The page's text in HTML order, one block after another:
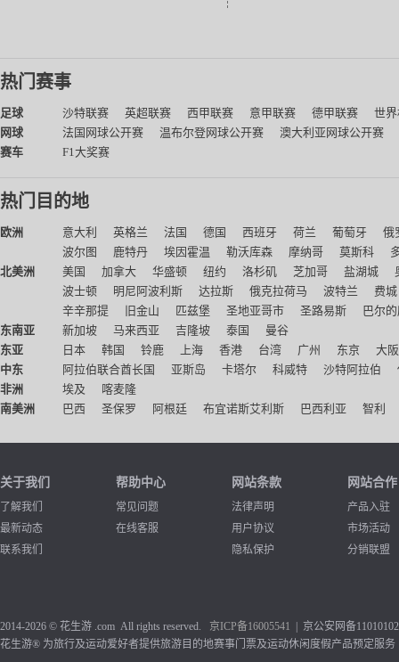
热门赛事
足球 沙特联赛 英超联赛 西甲联赛 意甲联赛 德甲联赛
世
网球
法国网球公开赛 温布尔登网球公开赛
澳大利亚网球公开赛
赛车
F1大奖赛
热门目的地
欧洲 意大利 英格兰 法国 德国 西班牙 荷兰 葡萄牙
俄
波尔图
鹿特丹 埃因霍温 勒沃库森 摩纳哥 莫斯科
北美洲
美国 加拿大 华盛顿 纽约 洛杉矶 芝加哥 盐湖城
波士顿
明尼阿波利斯 达拉斯 俄克拉荷马 波特兰
费城
辛辛那提
旧金山 匹兹堡 圣地亚哥市 圣路易斯
巴尔
东南亚
新加坡 马来西亚 吉隆坡 泰国
曼谷
东亚
日本 韩国 铃鹿 上海 香港 台湾 广州 东京
大阪
中东
阿拉伯联合酋长国 亚斯岛 卡塔尔 科威特 沙特阿拉伯
非洲
埃及
喀麦隆
南美洲
巴西 圣保罗 阿根廷 布宜诺斯艾利斯 巴西利亚 智利
关于我们
了解我们
最新动态
联系我们
帮助中心
常见问题
在线客服
网站条款
法律声明
用户协议
隐私保护
网站合作
产品入驻
市场活动
分销联盟
2014-2026 © 花生游 .com All rights reserved. 京ICP备16005541 | 京公安网备
花生游® 为旅行及运动爱好者提供旅游目的地赛事门票及运动休闲度假产品预定服务